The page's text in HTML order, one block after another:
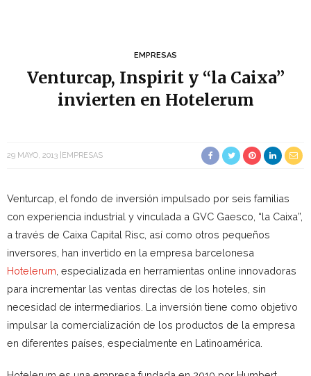
EMPRESAS
Venturcap, Inspirit y “la Caixa”
invierten en Hotelerum
29 MAYO, 2013 EMPRESAS
Venturcap, el fondo de inversión impulsado por seis familias
con experiencia industrial y vinculada a GVC Gaesco, “la Caixa”,
a través de Caixa Capital Risc, así como otros pequeños
inversores, han invertido en la empresa barcelonesa
Hotelerum , especializada en herramientas online innovadoras
para incrementar las ventas directas de los hoteles, sin
necesidad de intermediarios. La inversión tiene como objetivo
impulsar la comercialización de los productos de la empresa
en diferentes países, especialmente en Latinoamérica.